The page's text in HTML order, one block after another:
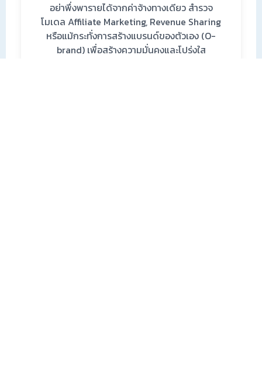
อย่าพึ่งพารายได้จากค่าจ้างทางเดียว สำรวจ
โมเดล Affiliate Marketing, Revenue Sharing
หรือแม้กระทั่งการสร้างแบรนด์ของตัวเอง (O-
brand) เพื่อสร้างความมั่นคงและโปร่งใส